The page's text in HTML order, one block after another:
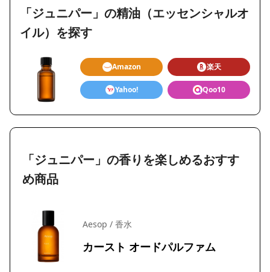
「ジュニパー」の精油（エッセンシャルオ
イル）を探す
Amazon 楽天
Yahoo! Qoo10
「ジュニパー」の香りを楽しめるおすす
め商品
Aesop / 香水
カースト オードパルファム